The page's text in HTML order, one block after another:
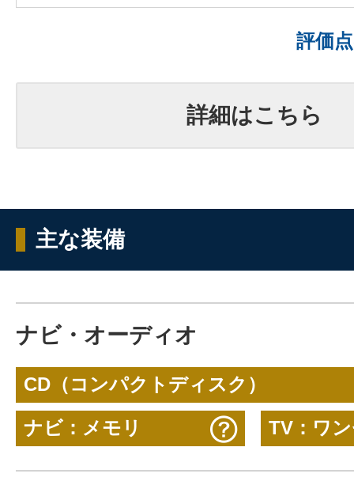
評価
詳細はこちら
主な装備
ナビ・オーディオ
CD（コンパクトディスク）
ナビ：メモリ TV：ワ